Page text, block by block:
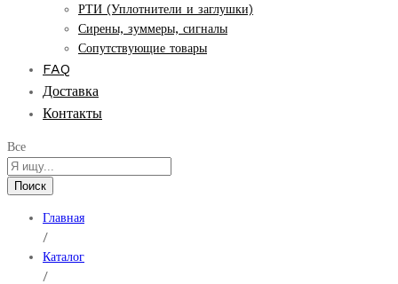
РТИ (Уплотнители и заглушки)
Сирены, зуммеры, сигналы
Сопутствующие товары
FAQ
Доставка
Контакты
Все
Поиск
Главная
/
Каталог
/